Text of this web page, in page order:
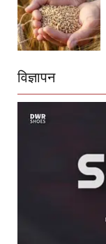
विज्ञापन